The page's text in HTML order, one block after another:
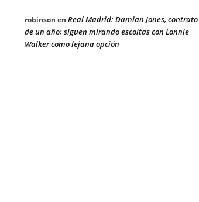
robinson en Real Madrid: Damian Jones, contrato
de un año; siguen mirando escoltas con Lonnie
Walker como lejana opción